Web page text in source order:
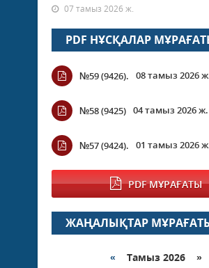
07 тамыз 2026 ж.
PDF НҰСҚАЛАР
№59 (9426). 08 тамыз 2026
№58 (9425) 04 тамыз 2026 ж.
№57 (9424). 01 тамыз 2026
PDF МҰРАҒАТЫ
ЖАҢАЛЫҚТАР
« Тамыз 2026 »